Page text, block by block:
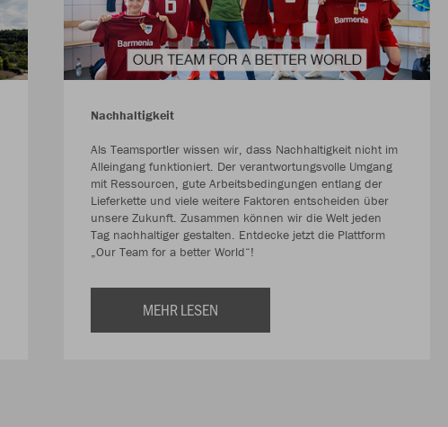
Nachhaltigkeit
Als Teamsportler wissen wir, dass Nachhaltigkeit nicht im
Alleingang funktioniert. Der verantwortungsvolle Umgang
mit Ressourcen, gute Arbeitsbedingungen entlang der
Lieferkette und viele weitere Faktoren entscheiden über
unsere Zukunft. Zusammen können wir die Welt jeden
Tag nachhaltiger gestalten. Entdecke jetzt die Plattform
„Our Team for a better World“!
MEHR LESEN